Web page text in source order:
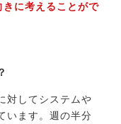
に考えることがで
対してシステムや
います。週の半分